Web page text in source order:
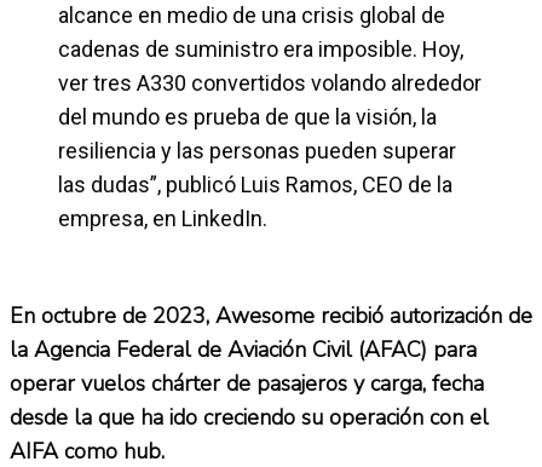
alcance en medio de una crisis global de
cadenas de suministro era imposible. Hoy,
ver tres A330 convertidos volando alrededor
del mundo es prueba de que la visión, la
resiliencia y las personas pueden superar
las dudas”, publicó Luis Ramos, CEO de la
empresa, en LinkedIn.
En octubre de 2023, Awesome recibió autorización de
la Agencia Federal de Aviación Civil (AFAC) para
operar vuelos chárter de pasajeros y carga, fecha
desde la que ha ido creciendo su operación con el
AIFA como hub.